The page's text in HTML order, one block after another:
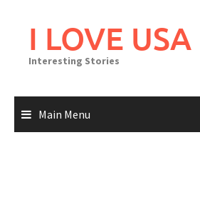
I LOVE USA
Interesting Stories
Main Menu